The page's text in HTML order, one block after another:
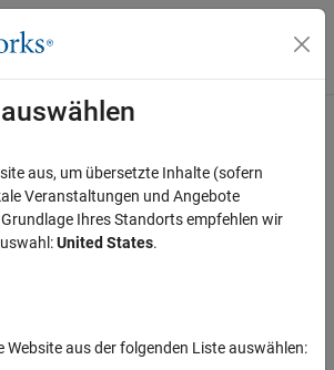
für Off-Canvas-
How useful was this information?
aus, um übersetzte Inhalte (sofern
Veranstaltungen und Angebote
Ihres Standorts empfehlen wir
United States.
Website aus der folgenden Liste auswählen: